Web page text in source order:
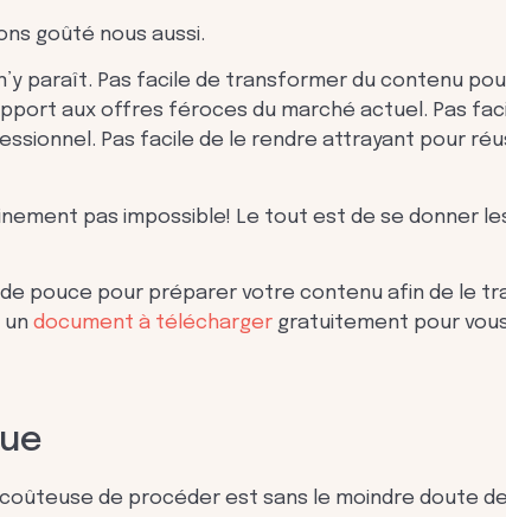
goûté nous aussi.
n’y paraît. Pas facile de transformer du contenu
aux offres féroces du marché actuel. Pas
Pas facile de le rendre attrayant pour
pas impossible! Le tout est de se donner
de pouce pour préparer votre contenu afin de le
un document à télécharger gratuitement pour
de procéder est sans le moindre doute de